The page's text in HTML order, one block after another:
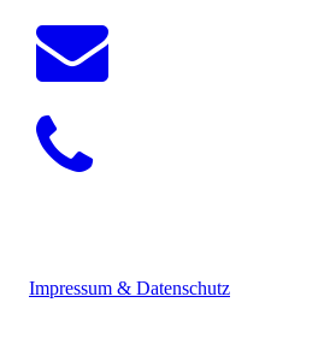
Impressum & Datenschutz